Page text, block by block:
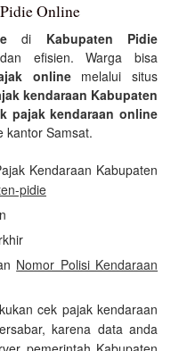
Online
di Kabupaten Pidie
efisien. Warga bisa
onlinemelalui situs
kendaraan Kabupaten
pajak kendaraan online
kantor Samsat.
Kendaraan Kabupaten
pidie
Nomor Polisi Kendaraan
cek pajak kendaraan
karena data anda